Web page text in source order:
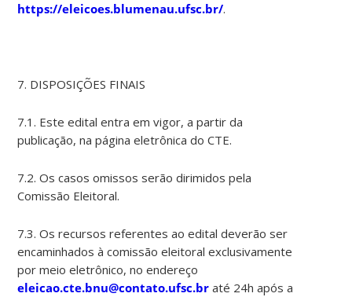
https://eleicoes.blumenau.ufsc.br/.
7. DISPOSIÇÕES FINAIS
7.1. Este edital entra em vigor, a partir da
publicação, na página eletrônica do CTE.
7.2. Os casos omissos serão dirimidos pela
Comissão Eleitoral.
7.3. Os recursos referentes ao edital deverão ser
encaminhados à comissão eleitoral exclusivamente
por meio eletrônico, no endereço
eleicao.cte.bnu@contato.ufsc.br até 24h após a